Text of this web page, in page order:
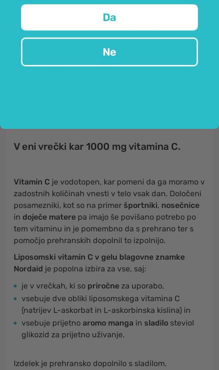
sistema,
sproščanju energije
zmanjšanju utrujenosti in izčrpanosti,
prispeva k normalnemu
psihološkemu delovanju
- ima vlogo pri zaščiti celic pred
oksidativnim stresom,
V eni vrečki kar 1000 mg vitamina C.
Vitamin C je vodotopen, kar pomeni da ga moramo v
zadostnih količinah vnesti v telo vsak dan. Določeni
posamezniki, kot so na primer športniki, nosečnice
in doječe matere pa imajo še povišano potrebo po
tem vitaminu in je pomembno da s prehrano ter s
pomočjo prehranskih dopolnil to izpolnijo.
Liposomski vitamin C v gelu blagovne znamke
Nordaid je popolna izbira za vse, saj:
je v vrečkah, ki so priročne za uporabo,
vsebuje dve obliki liposomskega vitamina C
(natrijev L-askorbat in L-askorbinska kislina) in
vsebuje prijetno aromo manga in sladilo steviol
glikozid za prijetno uživanje.
Izdelek je prehransko dopolnilo s sladilom.
Da
Ne